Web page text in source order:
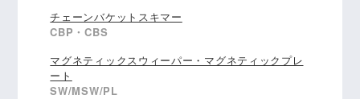
チェーンバケットスキマー
CBP・CBS
マグネティックスウィーパー・マグネティックプレ
ート
SW/MSW/PL